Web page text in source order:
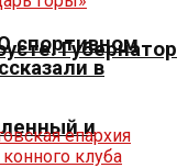
Губернатор
и
спортивном
в